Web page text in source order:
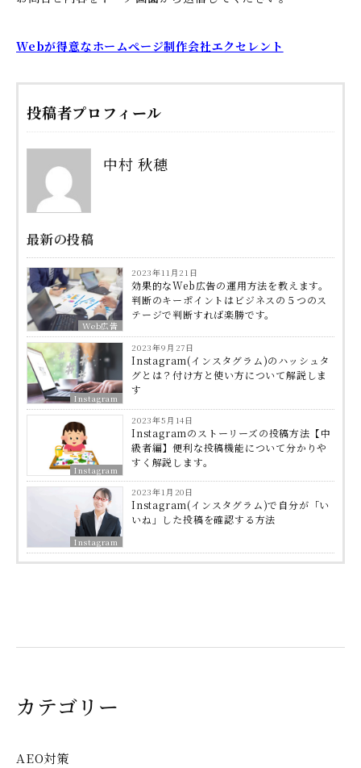
Webが得意なホームぺージ制作会社エクセレント
投稿者プロフィール
中村 秋穂
最新の投稿
Web広告
2023年11月21日
効果的なWeb広告の運用方法を教えます。
判断のキーポイントはビジネスの５つのス
テージで判断すれば楽勝です。
Instagram
2023年9月27日
Instagram(インスタグラム)のハッシュタ
グとは？付け方と使い方について解説しま
す
Instagram
2023年5月14日
Instagramのストーリーズの投稿方法【中
級者編】便利な投稿機能について分かりや
すく解説します。
Instagram
2023年1月20日
Instagram(インスタグラム)で自分が「い
いね」した投稿を確認する方法
カテゴリー
AEO対策